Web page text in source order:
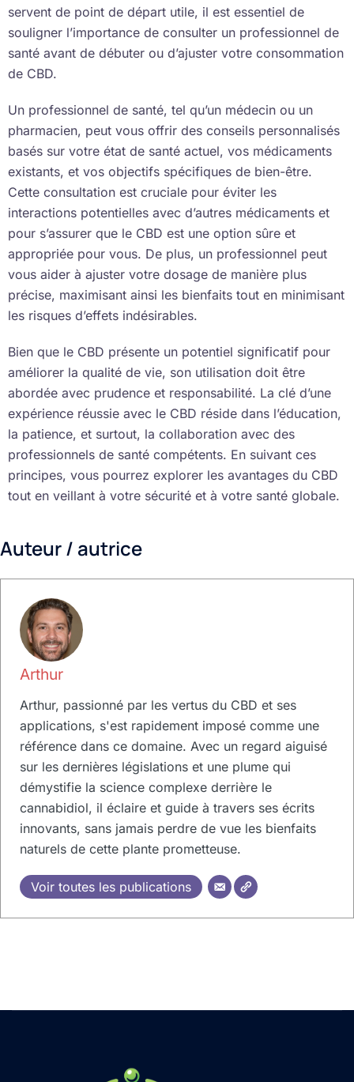
servent de point de départ utile, il est essentiel de
souligner l’importance de consulter un professionnel de
santé avant de débuter ou d’ajuster votre consommation
de CBD.
Un professionnel de santé, tel qu’un médecin ou un
pharmacien, peut vous offrir des conseils personnalisés
basés sur votre état de santé actuel, vos médicaments
existants, et vos objectifs spécifiques de bien-être.
Cette consultation est cruciale pour éviter les
interactions potentielles avec d’autres médicaments et
pour s’assurer que le CBD est une option sûre et
appropriée pour vous. De plus, un professionnel peut
vous aider à ajuster votre dosage de manière plus
précise, maximisant ainsi les bienfaits tout en minimisant
les risques d’effets indésirables.
Bien que le CBD présente un potentiel significatif pour
améliorer la qualité de vie, son utilisation doit être
abordée avec prudence et responsabilité. La clé d’une
expérience réussie avec le CBD réside dans l’éducation,
la patience, et surtout, la collaboration avec des
professionnels de santé compétents. En suivant ces
principes, vous pourrez explorer les avantages du CBD
tout en veillant à votre sécurité et à votre santé globale.
Auteur / autrice
Arthur
Arthur, passionné par les vertus du CBD et ses
applications, s'est rapidement imposé comme une
référence dans ce domaine. Avec un regard aiguisé
sur les dernières législations et une plume qui
démystifie la science complexe derrière le
cannabidiol, il éclaire et guide à travers ses écrits
innovants, sans jamais perdre de vue les bienfaits
naturels de cette plante prometteuse.
Voir toutes les publications